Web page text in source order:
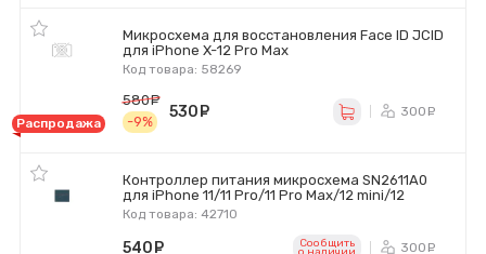
Микросхема для восстановления Face ID JCID
для iPhone X-12 Pro Max
Код товара: 58269
Распродажа
580
-9%
530 300
Контроллер питания микросхема SN2611A0
для iPhone 11/11 Pro/11 Pro Max/12 mini/12
Код товара: 42710
540 Сообщить 300